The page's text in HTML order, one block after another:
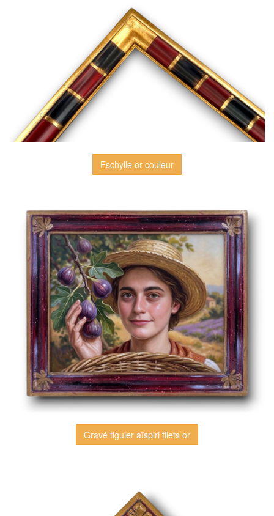
Eschylle or couleur
Gravé figuier aïspiri filets or